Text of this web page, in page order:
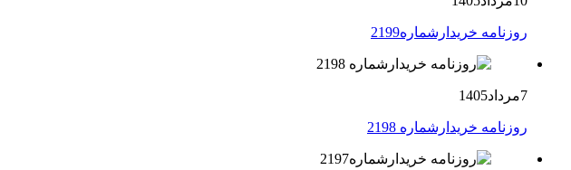
روزنامه خریدارشماره2199
7مرداد1405
روزنامه خریدارشماره 2198